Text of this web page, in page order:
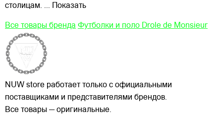
столицам. ... Показать
Все товары бренда Футболки и поло Drole de Monsieur
NUW store работает только с официальными
поставщиками и представителями брендов.
Все товары — оригинальные.